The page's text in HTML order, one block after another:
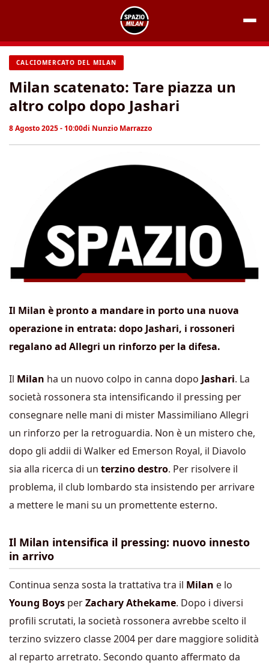
contenuto
CALCIOMERCATO DEL MILAN
Milan scatenato: Tare piazza un
altro colpo dopo Jashari
8 Agosto 2025 - 10:00di Nunzio Marrazzo
Il Milan è pronto a mandare in porto una nuova
operazione in entrata: dopo Jashari, i rossoneri
regalano ad Allegri un rinforzo per la difesa.
Il Milan ha un nuovo colpo in canna dopo Jashari. La
società rossonera sta intensificando il pressing per
consegnare nelle mani di mister Massimiliano Allegri
un rinforzo per la retroguardia. Non è un mistero che,
dopo gli addii di Walker ed Emerson Royal, il Diavolo
sia alla ricerca di un terzino destro. Per risolvere il
problema, il club lombardo sta insistendo per arrivare
a mettere le mani su un promettente esterno.
Il Milan intensifica il pressing: nuovo innesto
in arrivo
Continua senza sosta la trattativa tra il Milan e lo
Young Boys perZachary Athekame. Dopo i diversi
profili scrutati, la società rossonera avrebbe scelto il
terzino svizzero classe 2004 per dare maggiore solidità
al reparto arretrato. Secondo quanto affermato da